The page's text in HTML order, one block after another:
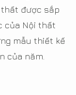
được sắp
của Nội thất
mẫu thiết kế
của năm.